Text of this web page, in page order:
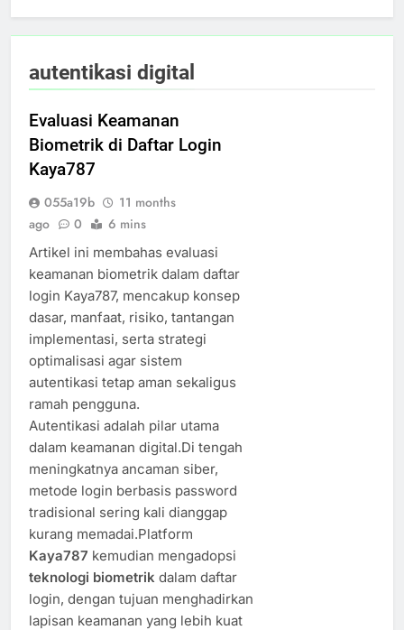
autentikasi digital
Evaluasi Keamanan
Biometrik di Daftar Login
Kaya787
055a19b
11 months
ago
0 6 mins
Artikel ini membahas evaluasi
keamanan biometrik dalam daftar
login Kaya787, mencakup konsep
dasar, manfaat, risiko, tantangan
implementasi, serta strategi
optimalisasi agar sistem
autentikasi tetap aman sekaligus
ramah pengguna.
Autentikasi adalah pilar utama
dalam keamanan digital.Di tengah
meningkatnya ancaman siber,
metode login berbasis password
tradisional sering kali dianggap
kurang memadai.Platform
Kaya787 kemudian mengadopsi
teknologi biometrik dalam daftar
login, dengan tujuan menghadirkan
lapisan keamanan yang lebih kuat